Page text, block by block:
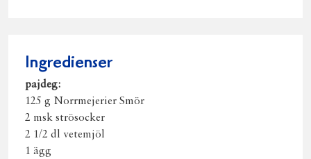
Ingredienser
pajdeg:
125 g Norrmejerier Smör
2 msk strösocker
2 1/2 dl vetemjöl
1 ägg